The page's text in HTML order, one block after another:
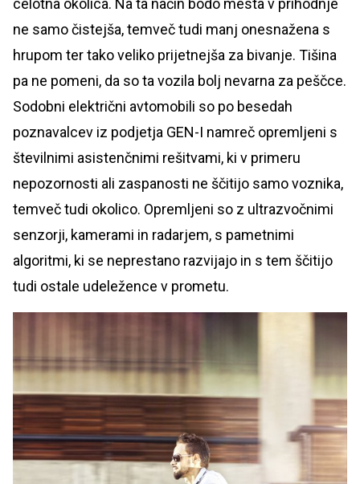
ne samo čistejša, temveč tudi manj onesnažena s
hrupom ter tako veliko prijetnejša za bivanje. Tišina
pa ne pomeni, da so ta vozila bolj nevarna za peščce.
Sodobni električni avtomobili so po besedah
poznavalcev iz podjetja GEN-I namreč opremljeni s
številnimi asistenčnimi rešitvami, ki v primeru
nepozornosti ali zaspanosti ne ščitijo samo voznika,
temveč tudi okolico. Opremljeni so z ultrazvočnimi
senzorji, kamerami in radarjem, s pametnimi
algoritmi, ki se neprestano razvijajo in s tem ščitijo
tudi ostale udeležence v prometu.